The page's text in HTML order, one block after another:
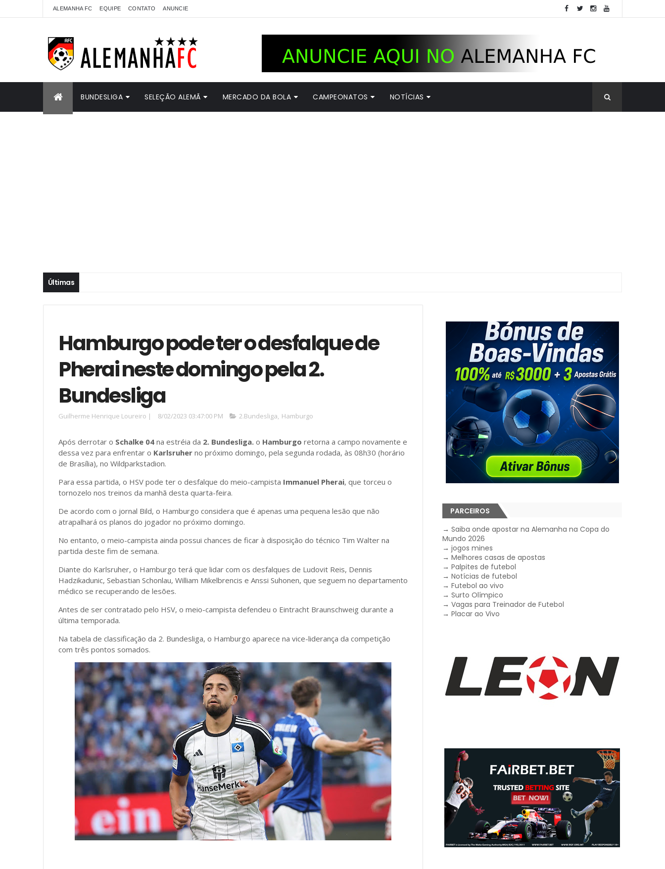
ALEMANHA FC EQUIPE CONTATO ANUNCIE
BUNDESLIGA SELEÇÃO ALEMÃ MERCADO DA BOLA CAMPEONATOS NOTÍCIAS
Últimas
Hamburgo pode ter o desfalque de
Pherai neste domingo pela 2.
Bundesliga
Guilherme Henrique Loureiro | 8/02/2023 03:47:00 PM 2.Bundesliga, Hamburgo
Após derrotar o Schalke 04 na estréia da 2. Bundesliga. o Hamburgo retorna a campo novamente e
dessa vez para enfrentar o Karlsruher no próximo domingo, pela segunda rodada, às 08h30 (horário
de Brasília), no Wildparkstadion.
Para essa partida, o HSV pode ter o desfalque do meio-campista Immanuel Pherai, que torceu o
tornozelo nos treinos da manhã desta quarta-feira.
De acordo com o jornal Bild, o Hamburgo considera que é apenas uma pequena lesão que não
atrapalhará os planos do jogador no próximo domingo.
No entanto, o meio-campista ainda possui chances de ficar à disposição do técnico Tim Walter na
partida deste fim de semana.
Diante do Karlsruher, o Hamburgo terá que lidar com os desfalques de Ludovit Reis, Dennis
Hadzikadunic, Sebastian Schonlau, William Mikelbrencis e Anssi Suhonen, que seguem no departamento
médico se recuperando de lesões.
Antes de ser contratado pelo HSV, o meio-campista defendeu o Eintracht Braunschweig durante a
última temporada.
Na tabela de classificação da 2. Bundesliga, o Hamburgo aparece na vice-liderança da competição
com três pontos somados.
PARCEIROS
→Saiba onde apostar na Alemanha na Copa do
Mundo 2026
→jogos mines
→Melhores casas de apostas
→Palpites de futebol
→Notícias de futebol
→Futebol ao vivo
→Surto Olímpico
→Vagas para Treinador de Futebol
→Placar ao Vivo